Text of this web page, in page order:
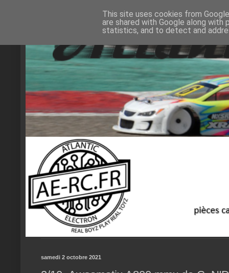
samedi 2 octobre 2021
This site uses cookies from
are shared with Google along
statistics, and to detect and